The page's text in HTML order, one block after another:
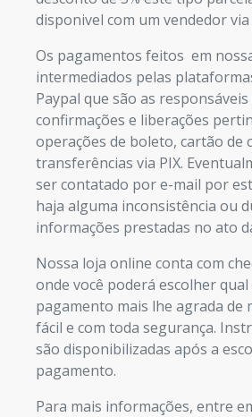
disponivel com um vendedor
Os pagamentos feitos em
intermediados pelas
Paypal que são as
confirmações e liberações
operações de boleto, cartão de
transferências via PIX.
ser contatado por e-mail por
haja alguma inconsistência ou
informações prestadas no ato
Nossa loja online conta com
onde você poderá escolher
pagamento mais lhe agrada de
fácil e com toda segurança.
são disponibilizadas após a
pagamento.
Para mais informações, entre